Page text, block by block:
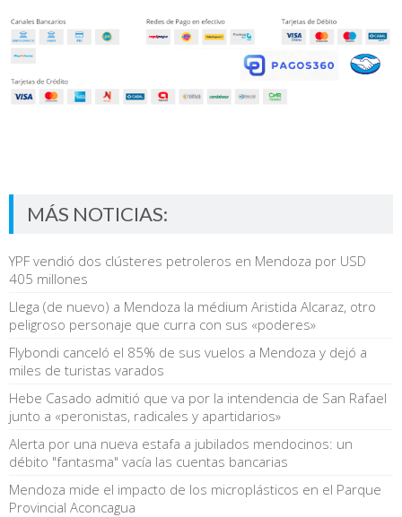
MÁS NOTICIAS:
YPF vendió dos clústeres petroleros en Mendoza por USD
405 millones
Llega (de nuevo) a Mendoza la médium Aristida Alcaraz, otro
peligroso personaje que curra con sus «poderes»
Flybondi canceló el 85% de sus vuelos a Mendoza y dejó a
miles de turistas varados
Hebe Casado admitió que va por la intendencia de San Rafael
junto a «peronistas, radicales y apartidarios»
Alerta por una nueva estafa a jubilados mendocinos: un
débito "fantasma" vacía las cuentas bancarias
Mendoza mide el impacto de los microplásticos en el Parque
Provincial Aconcagua